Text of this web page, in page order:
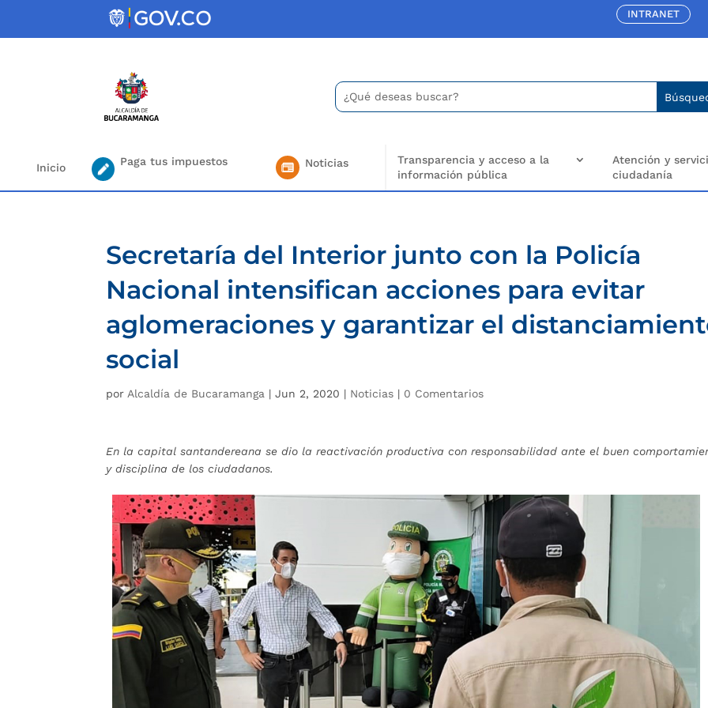
INTRANET
Buscar:
Search
for...
Inicio Paga tus impuestos Noticias
Transparencia y acceso a la
información pública
Atención y
ciudadanía
Secretaría del Interior junto con la Policía
Nacional intensifican acciones para evitar
aglomeraciones y garantizar el
social
por Alcaldía de Bucaramanga |Jun 2, 2020 | Noticias | 0 Comentarios
En la capital santandereana se dio la reactivación productiva con responsabilidad ante el buen
y disciplina de los ciudadanos.